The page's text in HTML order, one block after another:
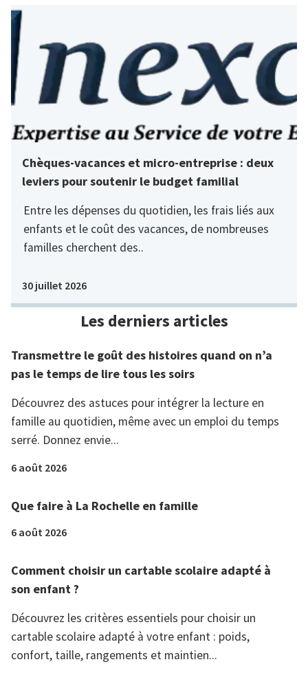
Chèques-vacances et micro-entreprise : deux
leviers pour soutenir le budget familial
Entre les dépenses du quotidien, les frais liés aux
enfants et le coût des vacances, de nombreuses
familles cherchent des..
30 juillet 2026
Les derniers articles
Transmettre le goût des histoires quand on n’a
pas le temps de lire tous les soirs
Découvrez des astuces pour intégrer la lecture en
famille au quotidien, même avec un emploi du temps
serré. Donnez envie...
6 août 2026
Que faire à La Rochelle en famille
6 août 2026
Comment choisir un cartable scolaire adapté à
son enfant ?
Découvrez les critères essentiels pour choisir un
cartable scolaire adapté à votre enfant : poids,
confort, taille, rangements et maintien...